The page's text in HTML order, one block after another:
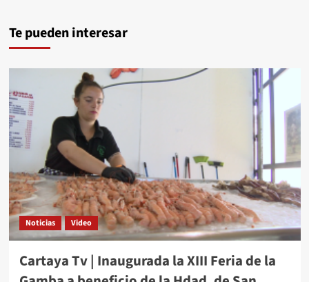
Te pueden interesar
Noticias Video
Cartaya Tv | Inaugurada la XIII Feria de la